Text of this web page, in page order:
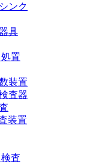
ンク
具
置
装置
査器
装置
査